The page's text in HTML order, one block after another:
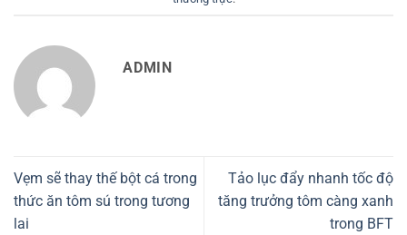
ADMIN
Vẹm sẽ thay thế bột cá trong
thức ăn tôm sú trong tương
lai
Tảo lục đẩy nhanh tốc độ
tăng trưởng tôm càng xanh
trong BFT